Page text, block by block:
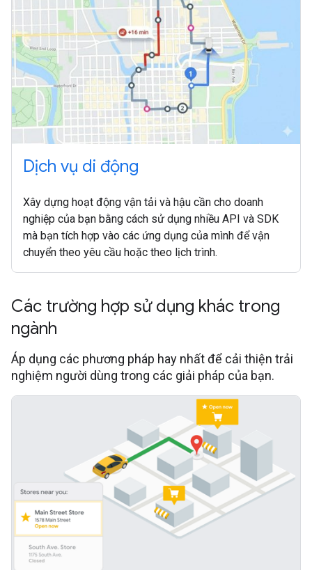
Dịch vụ di động
Xây dựng hoạt động vận tải và hậu cần cho doanh
nghiệp của bạn bằng cách sử dụng nhiều API và SDK
mà bạn tích hợp vào các ứng dụng của mình để vận
chuyển theo yêu cầu hoặc theo lịch trình.
Các trường hợp sử dụng khác trong
ngành
Áp dụng các phương pháp hay nhất để cải thiện trải
nghiệm người dùng trong các giải pháp của bạn.